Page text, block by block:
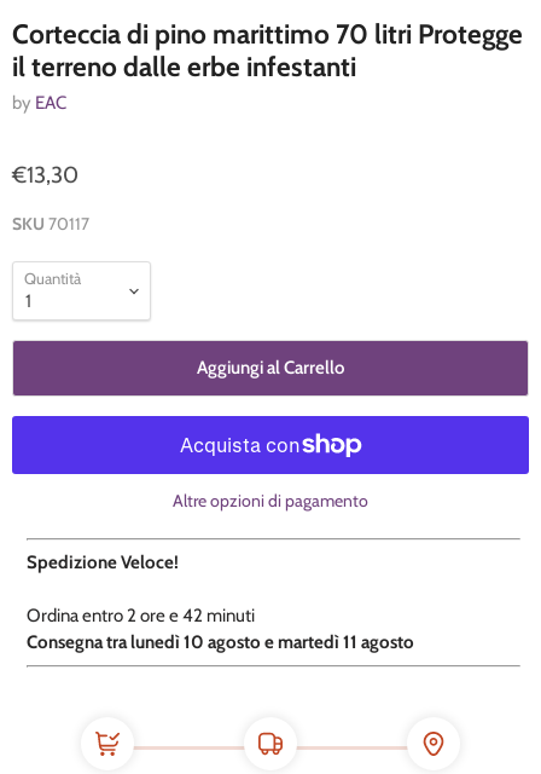
Corteccia di pino marittimo 70 litri Protegge
il terreno dalle erbe infestanti
by EAC
€13,30
SKU 70117
Quantità
Aggiungi al Carrello
Altre opzioni di pagamento
Spedizione Veloce!
Ordina entro 2 ore e42 minuti
​Consegna tra lunedì 10 agosto e martedì 11 agosto